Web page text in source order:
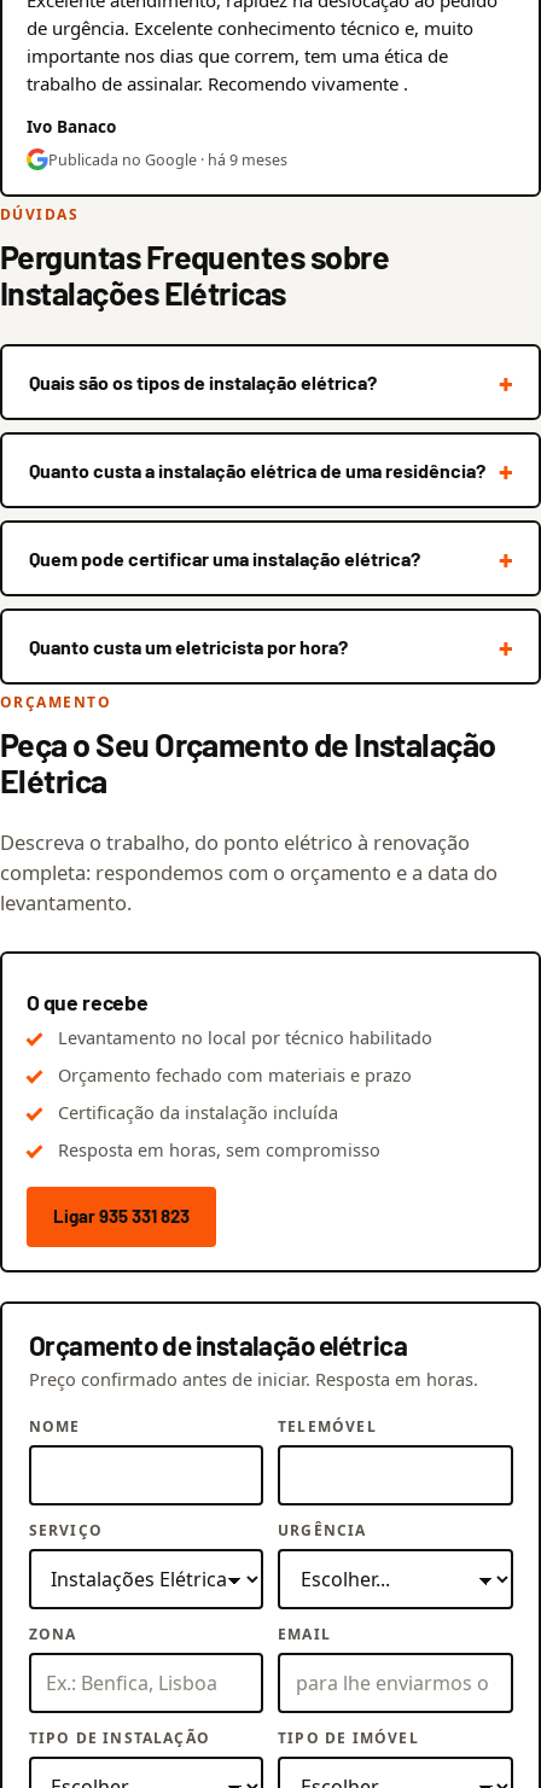
de urgência. Excelente conhecimento técnico e, muito
importante nos dias que correm, tem uma ética de
trabalho de assinalar. Recomendo vivamente .
Ivo Banaco
Publicada no Google · há 9 meses
DÚVIDAS
Perguntas Frequentes sobre
Instalações Elétricas
Quais são os tipos de instalação elétrica?
Quanto custa a instalação elétrica de uma residência?
Quem pode certificar uma instalação elétrica?
Quanto custa um eletricista por hora?
ORÇAMENTO
Peça o Seu Orçamento de Instalação
Elétrica
Descreva o trabalho, do ponto elétrico à renovação
completa: respondemos com o orçamento e a data do
levantamento.
O que recebe
Levantamento no local por técnico habilitado
Orçamento fechado com materiais e prazo
Certificação da instalação incluída
Resposta em horas, sem compromisso
Ligar 935 331 823
Orçamento de instalação elétrica
Preço confirmado antes de iniciar. Resposta em horas.
NOME TELEMÓVEL
SERVIÇO URGÊNCIA
ZONA EMAIL
TIPO DE INSTALAÇÃO TIPO DE IMÓVEL